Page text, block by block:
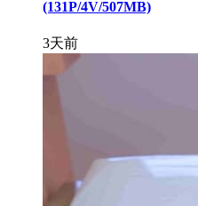
(131P/4V/507MB)
3天前